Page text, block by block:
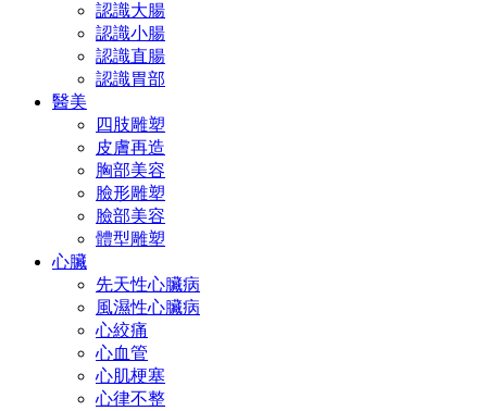
認識大腸
認識小腸
認識直腸
認識胃部
醫美
四肢雕塑
皮膚再造
胸部美容
臉形雕塑
臉部美容
體型雕塑
心臟
先天性心臟病
風濕性心臟病
心絞痛
心血管
心肌梗塞
心律不整